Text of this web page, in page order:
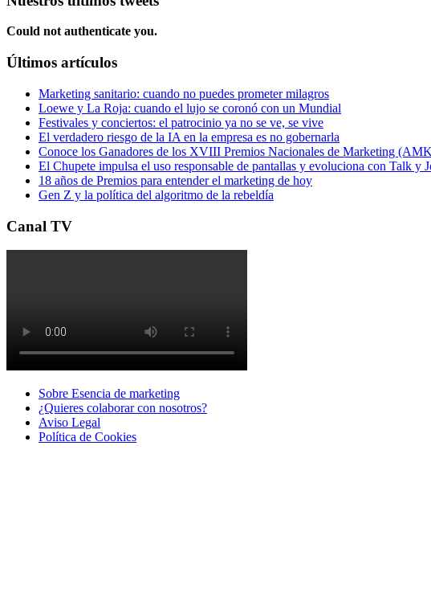
Could not authenticate you.
Últimos artículos
Marketing sanitario: cuando no puedes prometer milagros
Loewe y La Roja: cuando el lujo se coronó con un Mundial
Festivales y conciertos: el patrocinio ya no se ve, se vive
El verdadero riesgo de la IA en la empresa es no gobernarla
Conoce los Ganadores de los XVIII Premios Nacionales de Marketing
El Chupete impulsa el uso responsable de pantallas y evoluciona con Talk y
18 años de Premios para entender el marketing de hoy
Gen Z y la política del algoritmo de la rebeldía
Canal TV
Sobre Esencia de marketing
¿Quieres colaborar con nosotros?
Aviso Legal
Polí­tica de Cookies